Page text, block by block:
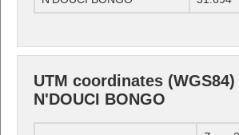
UTM coordinates
N'DOUCI BONGO